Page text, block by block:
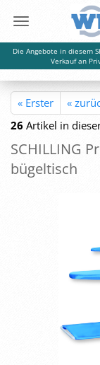
Die Angebote in diesem
Verkauf an
« Erster «
26 Artikel in
SCHIL­LING
bü­gel­tisch